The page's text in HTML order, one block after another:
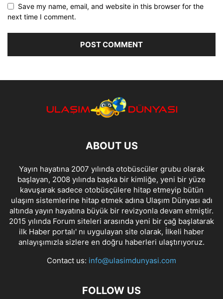
Save my name, email, and website in this browser for the
next time I comment.
ABOUT US
Yayın hayatına 2007 yılında otobüscüler grubu olarak
başlayan, 2008 yılında başka bir kimliğe, yeni bir yüze
kavuşarak sadece otobüsçülere hitap etmeyip bütün
ulaşım sistemlerine hitap etmek adına Ulaşım Dünyası adı
altında yayın hayatına büyük bir revizyonla devam etmiştir.
2015 yılında Forum siteleri arasında yeni bir çağ başlatarak
ilk Haber portalı' nı uygulayan site olarak, İlkeli haber
anlayışımızla sizlere en doğru haberleri ulaştırıyoruz.
Contact us: info@ulasimdunyasi.com
FOLLOW US